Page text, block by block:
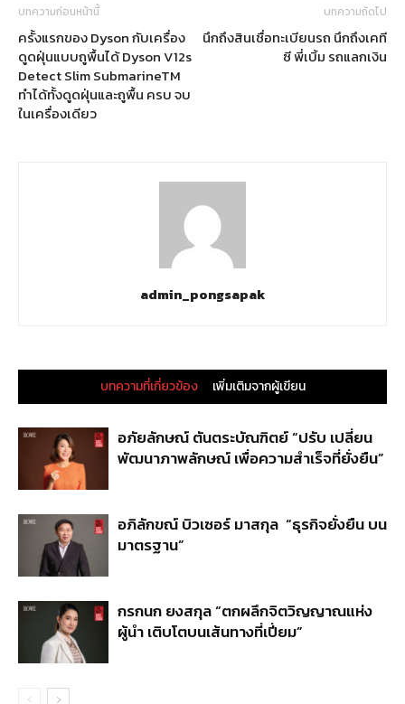
บทความก่อนหน้านี้
ครั้งแรกของ Dyson กับเครื่อง
ดูดฝุ่นแบบถูพื้นได้ Dyson V12s
Detect Slim SubmarineTM
ทำได้ทั้งดูดฝุ่นและถูพื้น ครบ จบ
ในเครื่องเดียว
บทความถัดไป
นึกถึงสินเชื่อทะเบียนรถ นึกถึงเคที
ซี พี่เบิ้ม รถแลกเงิน
admin_pongsapak
บทความที่เกี่ยวข้อง เพิ่มเติมจากผู้เขียน
อภัยลักษณ์ ตันตระบัณฑิตย์ “ปรับ เปลี่ยน
พัฒนาภาพลักษณ์ เพื่อความสำเร็จที่ยั่งยืน”
อภิลักขณ์ บิวเซอร์ มาสกุล “ธุรกิจยั่งยืน บน
มาตรฐาน”
กรกนก ยงสกุล “ตกผลึกจิตวิญญาณแห่ง
ผู้นำ เติบโตบนเส้นทางที่เปี่ยม”